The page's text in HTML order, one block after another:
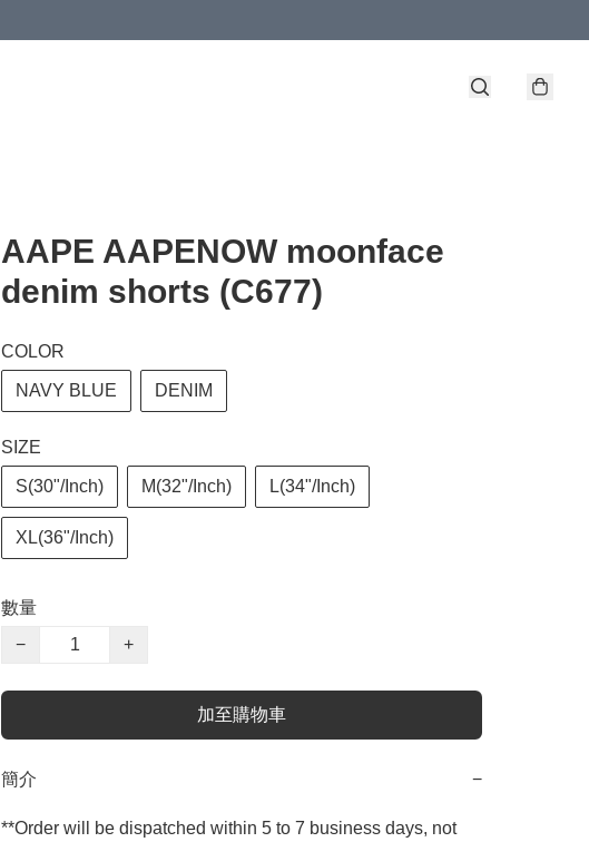
AAPE AAPENOW moonface
denim shorts (C677)
COLOR
NAVY BLUE DENIM
SIZE
S(30"/Inch) M(32"/Inch) L(34"/Inch)
XL(36"/Inch)
數量
−
+
加至購物車
簡介 −
**Order will be dispatched within 5 to 7 business days, not